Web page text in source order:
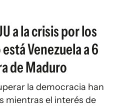
a la crisis por los
Venezuela a 6
de Maduro
la democracia han
mientras el interés de